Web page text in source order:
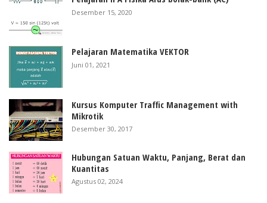
Desember 15, 2020
Pelajaran Matematika VEKTOR
Juni 01, 2021
Kursus Komputer Traffic Management with
Mikrotik
Desember 30, 2017
Hubungan Satuan Waktu, Panjang, Berat dan
Kuantitas
Agustus 02, 2024